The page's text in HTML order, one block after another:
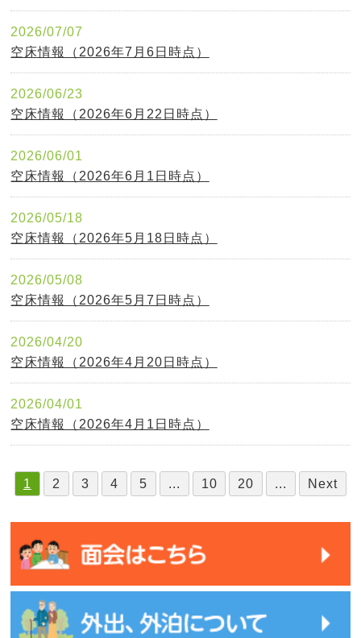
2026/07/07
空床情報（2026年7月6日時点）
2026/06/23
空床情報（2026年6月22日時点）
2026/06/01
空床情報（2026年6月1日時点）
2026/05/18
空床情報（2026年5月18日時点）
2026/05/08
空床情報（2026年5月7日時点）
2026/04/20
空床情報（2026年4月20日時点）
2026/04/01
空床情報（2026年4月1日時点）
1 2 3 4 5 ... 10 20 ... Next